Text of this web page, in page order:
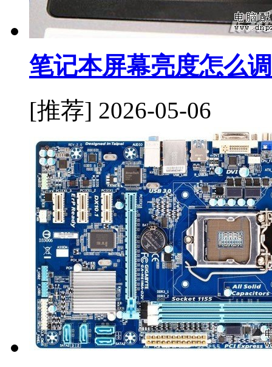
笔记本屏幕亮度怎么
[推荐] 2026-05-06